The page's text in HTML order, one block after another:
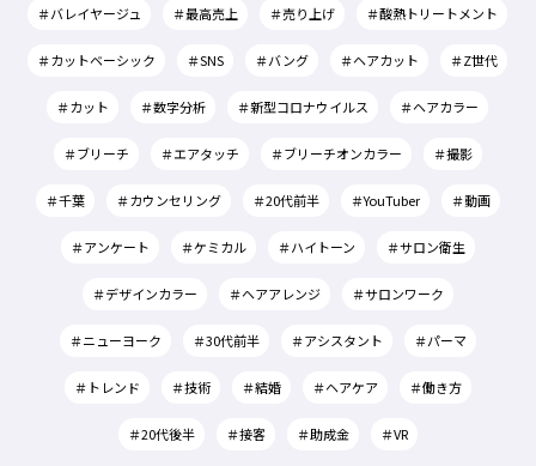
＃バレイヤージュ ＃最高売上 ＃売り上げ ＃酸熱トリートメント
＃カットベーシック ＃SNS ＃バング ＃ヘアカット ＃Z世代
＃カット ＃数字分析 ＃新型コロナウイルス ＃ヘアカラー
＃ブリーチ ＃エアタッチ ＃ブリーチオンカラー ＃撮影
＃千葉 ＃カウンセリング ＃20代前半 ＃YouTuber ＃動画
＃アンケート ＃ケミカル ＃ハイトーン ＃サロン衛生
＃デザインカラー ＃ヘアアレンジ ＃サロンワーク
＃ニューヨーク ＃30代前半 ＃アシスタント ＃パーマ
＃トレンド ＃技術 ＃結婚 ＃ヘアケア ＃働き方
＃20代後半 ＃接客 ＃助成金 ＃VR